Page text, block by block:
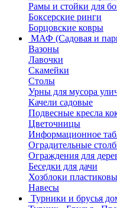
Рамы и стойки для
Боксерские ринги
Борцовские ковры
МАФ (Садовая и
Вазоны
Лавочки
Скамейки
Столы
Урны для мусора
Качели садовые
Подвесные кресла
Цветочницы
Информационное
Оградительные
Ограждения для
Беседки для дачи
Хозблоки
Навесы
Турники и брусья